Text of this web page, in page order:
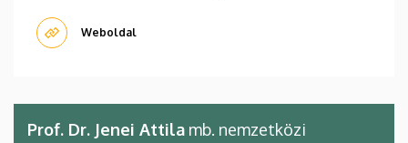
Weboldal
Prof. Dr. Jenei Attila mb. nemzetközi